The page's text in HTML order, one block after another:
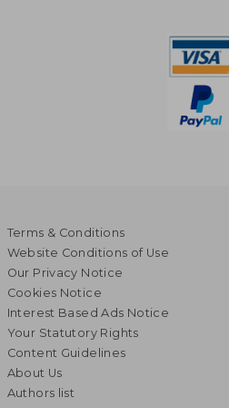
Terms & Conditions
Website Conditions of Use
Our Privacy Notice
Cookies Notice
Interest Based Ads Notice
Your Statutory Rights
Content Guidelines
About Us
Authors list